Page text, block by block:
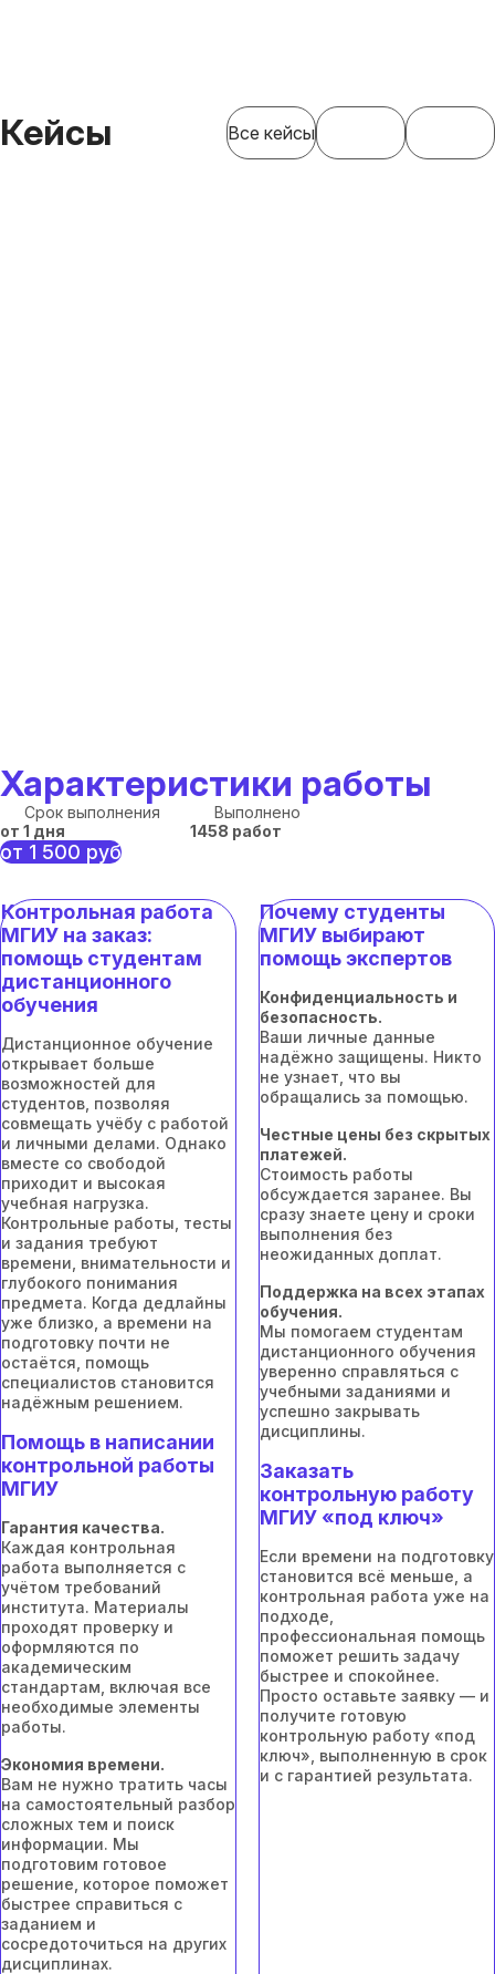
Кейсы Все кейсы
Характеристики работы
Срок выполнения
от 1 дня
Выполнено
1458 работ
от 1 500 руб
Контрольная работа
МГИУ на заказ:
помощь студентам
дистанционного
обучения
Дистанционное обучение
открывает больше
возможностей для
студентов, позволяя
совмещать учёбу с работой
и личными делами. Однако
вместе со свободой
приходит и высокая
учебная нагрузка.
Контрольные работы, тесты
и задания требуют
времени, внимательности и
глубокого понимания
предмета. Когда дедлайны
уже близко, а времени на
подготовку почти не
остаётся, помощь
специалистов становится
надёжным решением.
Помощь в написании
контрольной работы
МГИУ
Гарантия качества.
Каждая контрольная
работа выполняется с
учётом требований
института. Материалы
проходят проверку и
оформляются по
академическим
стандартам, включая все
необходимые элементы
работы.
Экономия времени.
Вам не нужно тратить часы
на самостоятельный разбор
сложных тем и поиск
информации. Мы
подготовим готовое
решение, которое поможет
быстрее справиться с
заданием и
сосредоточиться на других
дисциплинах.
Почему студенты
МГИУ выбирают
помощь экспертов
Конфиденциальность и
безопасность.
Ваши личные данные
надёжно защищены. Никто
не узнает, что вы
обращались за помощью.
Честные цены без скрытых
платежей.
Стоимость работы
обсуждается заранее. Вы
сразу знаете цену и сроки
выполнения без
неожиданных доплат.
Поддержка на всех этапах
обучения.
Мы помогаем студентам
дистанционного обучения
уверенно справляться с
учебными заданиями и
успешно закрывать
дисциплины.
Заказать
контрольную работу
МГИУ «под ключ»
Если времени на подготовку
становится всё меньше, а
контрольная работа уже на
подходе,
профессиональная помощь
поможет решить задачу
быстрее и спокойнее.
Просто оставьте заявку — и
получите готовую
контрольную работу «под
ключ», выполненную в срок
и с гарантией результата.